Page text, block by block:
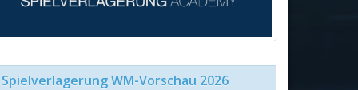
Spielverlagerung WM-Vorschau 2026